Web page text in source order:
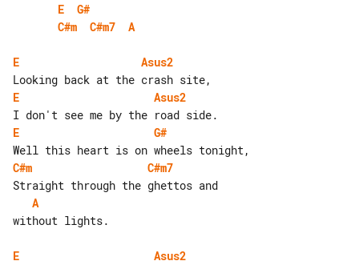
E
G#
C#m
C#m7 A
E
Asus2
E
Asus2
E
G#
C#m
C#m7
A
without lights.
E
Asus2